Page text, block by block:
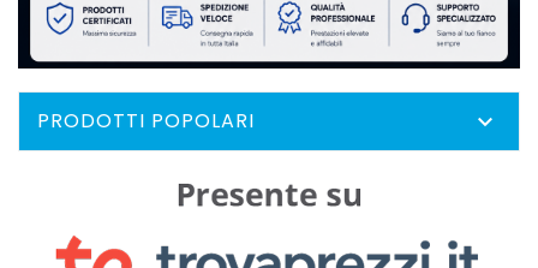
PRODOTTI POPOLARI 